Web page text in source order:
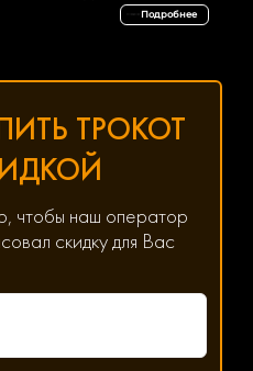
Подробнее
ТРОКОТ
чтобы наш оператор
скидку для Вас